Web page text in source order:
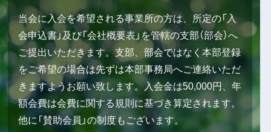
当会に入会を希望される事業所の方は、所定の「入
会申込書」及び「会社概要表」を管轄の支部（部会）へ
ご提出いただきます。支部、部会ではなく本部登録
をご希望の場合は先ずは本部事務局へご連絡いただ
きますようお願い致します。入会金は50,000円、年
額会費は会費に関する規則に基づき算定されます。
他に「賛助会員」の制度もございます。